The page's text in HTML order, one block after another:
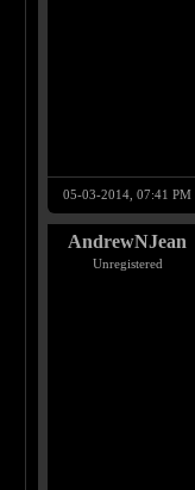
05-03-2014, 07:41 PM
AndrewNJean
Unregistered